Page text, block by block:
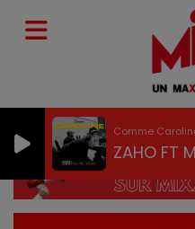
Comme
ZAHO FT